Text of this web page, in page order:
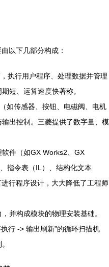
以下几部分构成：
，执行用户程序、处理数据并管理
短、运算速度快著称。
如传感器、按钮、电磁阀、电机
出控制。三菱提供了数字量、模
件（如GX Works2、GX
指令表（IL）、结构化文本
行程序设计，大大降低了工程师
并构成模块的物理安装基础。
行 -> 输出刷新”的循环扫描机